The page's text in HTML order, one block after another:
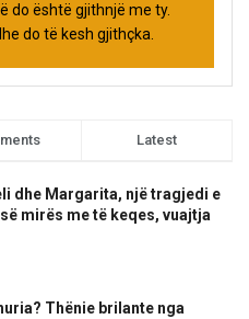
do është gjithnjë me ty.
do të kesh gjithçka.
Latest
dhe Margarita, një tragjedi e
mirës me të keqes, vuajtja
Thënie brilante nga